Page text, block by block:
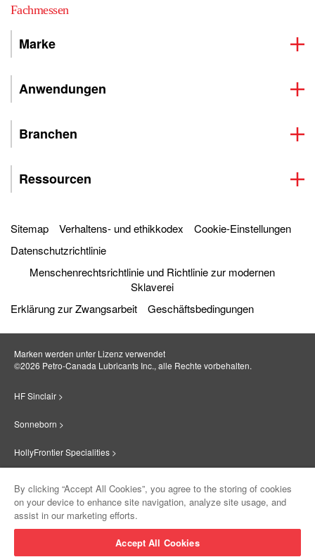
Fachmessen
Marke
Anwendungen
Branchen
Ressourcen
Sitemap Verhaltens- und ethikkodex
Cookie-Einstellungen
Datenschutzrichtlinie
Menschenrechtsrichtlinie und Richtlinie zur modernen
Sklaverei
Erklärung zur Zwangsarbeit
Geschäftsbedingungen
Marken werden unter Lizenz verwendet
©2026 Petro‐Canada Lubricants Inc., alle Rechte vorbehalten.
HF Sinclair >
Sonneborn >
HollyFrontier Specialities >
Suniso >
By clicking “Accept All Cookies”, you agree to the storing of cookies
on your device to enhance site navigation, analyze site usage, and
assist in our marketing efforts.
Accept All Cookies